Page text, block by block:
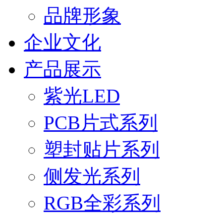
品牌形象
企业文化
产品展示
紫光LED
PCB片式系列
塑封贴片系列
侧发光系列
RGB全彩系列